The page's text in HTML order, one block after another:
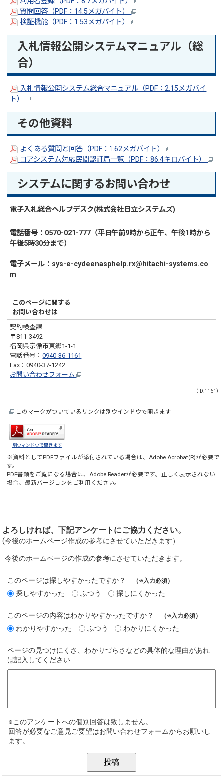
質問回答（PDF：14.5メガバイト）
検証機能（PDF：1.53メガバイト）
入札情報公開システムマニュアル（総
合）
入札情報公開システム総合マニュアル（PDF：2.15メガバイ
ト）
その他資料
よくある質問と回答（PDF：1.62メガバイト）
コアシステム対応民間認証局一覧（PDF：86.4キロバイト）
システムに関するお問い合わせ
電子入札総合ヘルプデスク(株式会社日立システムズ)
電話番号：0570-021-777（平日午前9時から正午、午後1時から
午後5時30分まで）
電子メール： sys-e-cydeenasphelp.rx@hitachi-systems.co
m
このページに関する
お問い合わせは
契約検査課
〒811-3492
福岡県宗像市東郷1-1-1
電話番号：0940-36-1161
Fax：0940-37-1242
お問い合わせフォーム
（ID:1161）
このマークがついているリンクは別ウインドウで開きます
別ウィンドウで開きます
※資料としてPDFファイルが添付されている場合は、 Adobe Acrobat(R)が必要で
す。
PDF書類をご覧になる場合は、 Adobe Readerが必要です。正しく表示されない
場合、最新バージョンをご利用ください。